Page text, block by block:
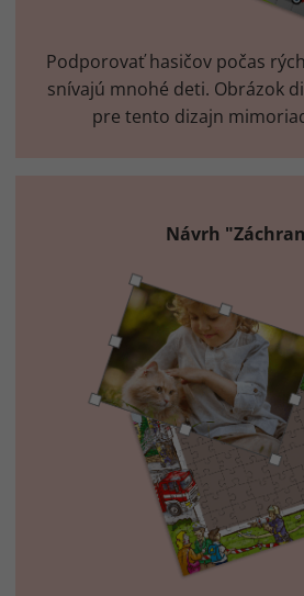
Podporovať hasičov počas
snívajú mnohé deti. Obrázok
pre tento dizajn
Návrh